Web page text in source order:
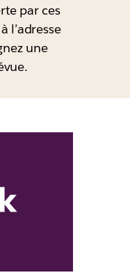
par ces
l’adresse
une